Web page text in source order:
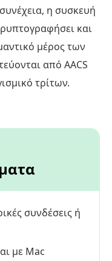
η συσκευή
και
μέρος των
από AACS
τρίτων.
συνδέσεις ή
με Mac